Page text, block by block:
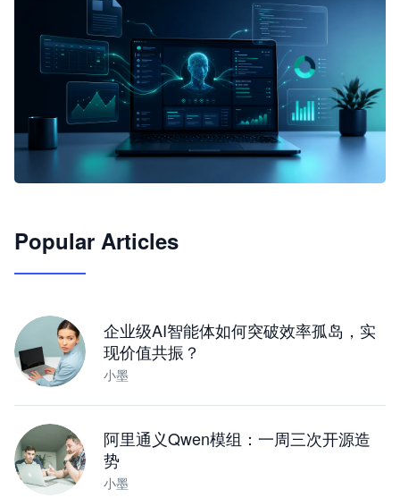
JimoClaw 桌面 AI Agent 工作台
Popular Articles
企业级AI智能体如何突破效率孤岛，实
现价值共振？
小墨
阿里通义Qwen模组：一周三次开源造
势
小墨